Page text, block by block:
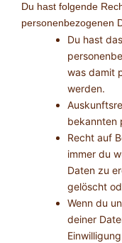
Du hast folgende
personenbezogenen
Du hast
was damit
werden.
bekannten
Recht auf
immer du
Daten zu
gelöscht
Wenn du
deiner